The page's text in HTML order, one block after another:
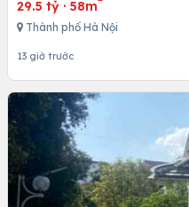
29.5 tỷ · 58m
Thành phố Hà Nội
13 giờ trước